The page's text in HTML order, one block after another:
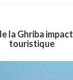
la Ghriba
touristique